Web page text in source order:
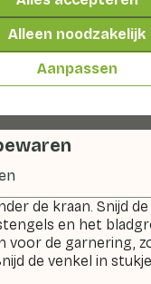
Alleen noodzakelijk
Aanpassen
je ook olie maken en
het beste in de
invriezen. De
met oktober in het
de kraan. Snijd
en het
voor de garnering,
de venkel in